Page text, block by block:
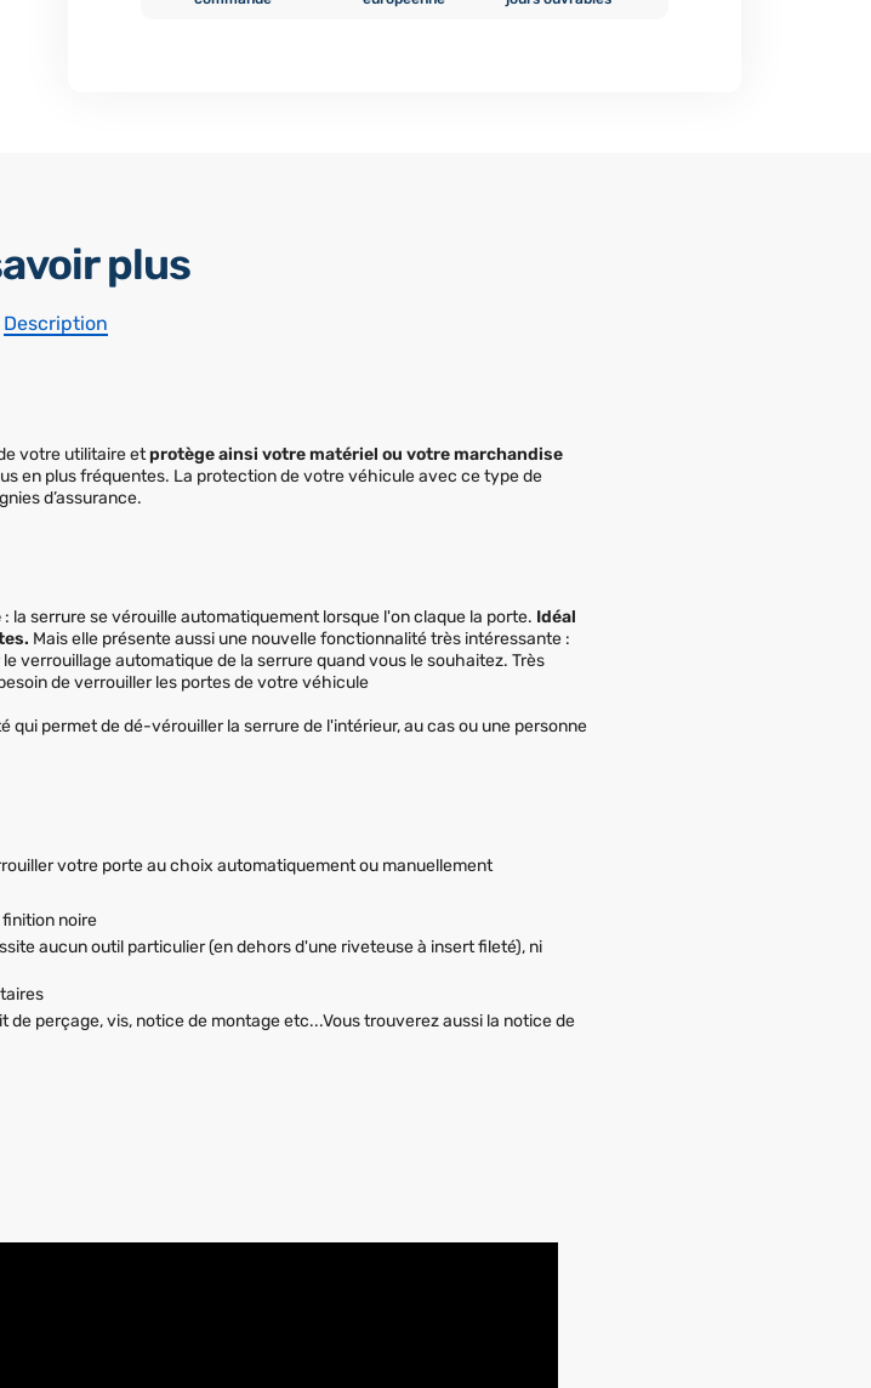
plus
Description
votre utilitaire etprotège ainsi votre matériel ou votre marchandise
en plus fréquentes. La protection de votre véhicule avec ce type de
d’assurance.
: la serrure se vérouille automatiquement lorsque l'on claque la porte. Idéal
Mais elle présente aussi une nouvelle fonctionnalité très intéressante :
verrouillage automatique de la serrure quand vous le souhaitez. Très
de verrouiller les portes de votre véhicule
permet de dé-vérouiller la serrure de l'intérieur, au cas ou une personne
votre porte au choix automatiquement ou manuellement
noire
aucun outil particulier (en dehors d'une riveteuse à insert fileté), ni
perçage, vis, notice de montage etc...Vous trouverez aussi la notice de